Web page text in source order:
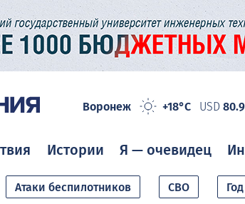
Воронеж +18°C USD
Истории Я — очевидец
Атаки беспилотников СВО